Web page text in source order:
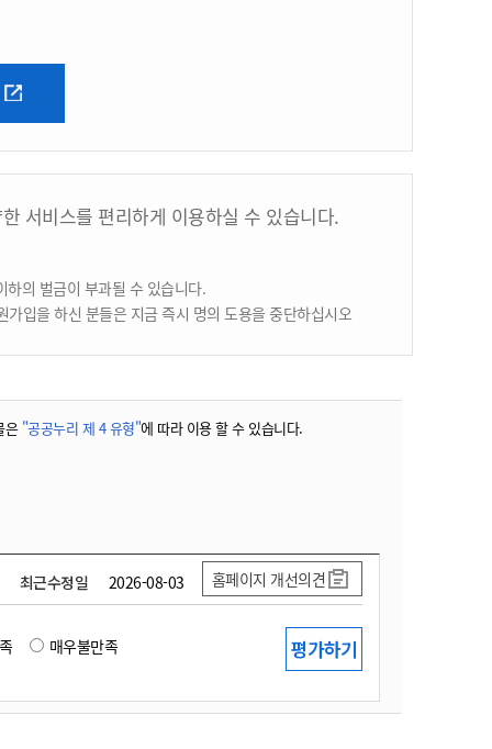
서비스를 편리하게 이용하실 수 있습니다.
의 벌금이 부과될 수 있습니다.
입을 하신 분들은 지금 즉시 명의 도용을 중단하십시오
은 "공공누리 제 4 유형"에 따라 이용 할 수 있습니다.
최근수정일 2026-08-03 홈페이지 개선의견
매우불만족